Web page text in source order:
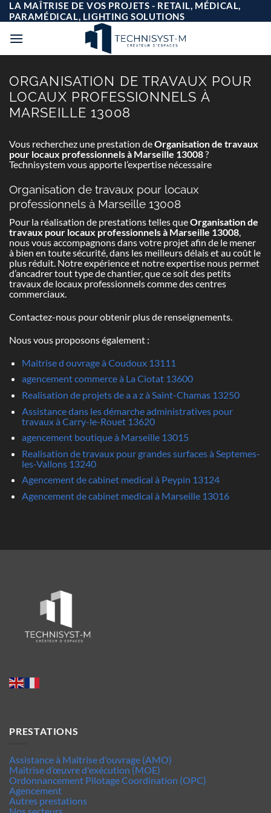
Passer
au
contenu
LA MAÎTRISE DE VOS PROJETS - RETAIL, MÉDICAL,
PARAMÉDICAL, LIGHTING SOLUTIONS
ORGANISATION DE TRAVAUX POUR
LOCAUX PROFESSIONNELS À
MARSEILLE 13008
Vous recherchez une prestation deOrganisation de travaux
pour locaux professionnels à Marseille 13008?
Technisystem vous apporte l’expertise nécessaire
Organisation de travaux pour locaux
professionnels à Marseille 13008
Pour la réalisation de prestations telles queOrganisation de
travaux pour locaux professionnels à Marseille 13008,
nous vous accompagnons dans votre projet afin de le mener
à bien en toute sécurité, dans les meilleurs délais et au coût le
plus réduit. Notre expérience et notre expertise nous permet
d’ancadrer tout type de chantier, que ce soit des petits
travaux de locaux professionnels comme des centres
commerciaux.
Contactez-nous pour obtenir plus de renseignements.
Nous vous proposons également :
Maitrise d ouvrage à Coudoux 13111
agencement commerce à La Ciotat 13600
Realisation de projets de a a z à Saint-Chamas 13250
Assistance dans les démarche administratives pour
travaux à Carry-le-Rouet 13620
agencement boutique à Marseille 13015
Realisation de travaux pour grandes surfaces à Septemes-
les-Vallons 13240
Agencement de cabinet medical à Peypin 13124
Agencement de cabinet medical à Marseille 13016
PRESTATIONS
Assistance à Maîtrise d'ouvrage (AMO)
Maîtrise d’œuvre d'exécution (MOE)
Ordonnancement Pilotage Coordination (OPC)
Agencement
Autres prestations